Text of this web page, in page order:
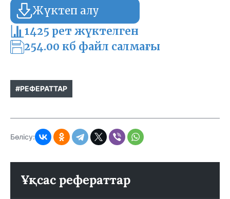
Жүктеп алу
1425 рет жүктелген
254.00 кб файл салмағы
#РЕФЕРАТТАР
Бөлісу:
Ұқсас рефераттар